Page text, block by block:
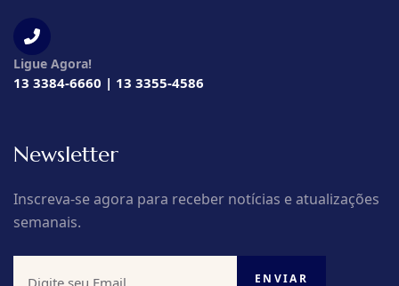
Ligue Agora!
13 3384-6660 | 13 3355-4586
Newsletter
Inscreva-se agora para receber notícias e atualizações
semanais.